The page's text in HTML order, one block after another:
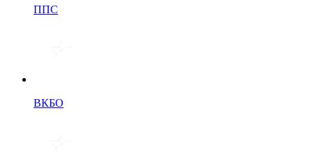
ППС
ВКБО